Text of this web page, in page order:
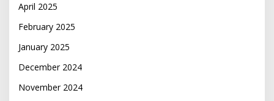
April 2025
February 2025
January 2025
December 2024
November 2024